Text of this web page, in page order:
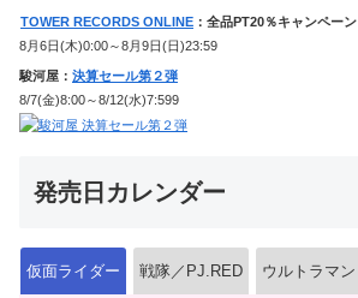
TOWER RECORDS ONLINE ：全品PT20％キャンペーン
8月6日(木)0:00～8月9日(日)23:59
駿河屋： 決算セール第２弾
8/7(金)8:00～8/12(水)7:599
発売日カレンダー
仮面ライダー 戦隊／PJ.RED ウルトラマン